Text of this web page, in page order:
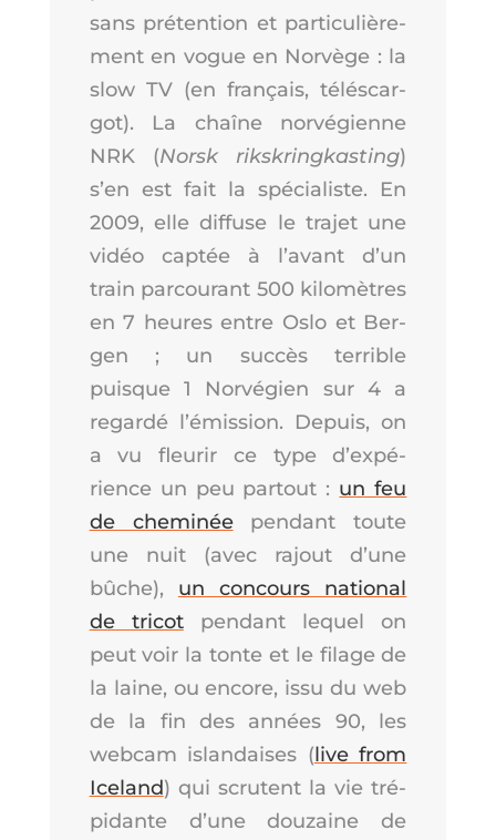
sans pré­ten­tion et par­ti­cu­liè­re­
ment en vogue en Nor­vège : la
slow TV (en fran­çais, télé­scar­
got). La chaîne nor­vé­gienne
NRK (Norsk riks­kring­kas­ting)
s’en est fait la spé­cia­liste. En
2009, elle dif­fuse le tra­jet une
vidéo cap­tée à l’a­vant d’un
train par­cou­rant 500 kilo­mètres
en 7 heures entre Oslo et Ber­
gen ; un suc­cès ter­rible
puisque 1 Nor­vé­gien sur 4 a
regar­dé l’é­mis­sion. Depuis, on
a vu fleu­rir ce type d’ex­pé­
rience un peu par­tout : un feu
de che­mi­néepen­dant toute
une nuit (avec rajout d’une
bûche), un concours natio­nal
de tri­cotpen­dant lequel on
peut voir la tonte et le filage de
la laine, ou encore, issu du web
de la fin des années 90, les
web­cam islan­daises (live from
Ice­land) qui scrutent la vie tré­
pi­dante d’une dou­zaine de